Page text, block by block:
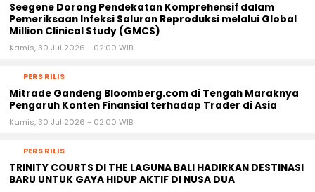
Seegene Dorong Pendekatan Komprehensif dalam
Pemeriksaan Infeksi Saluran Reproduksi melalui Global
Million Clinical Study (GMCS)
Kamis, 30 Jul 2026 - 02:00 WIB
PERS RILIS
Mitrade Gandeng Bloomberg.com di Tengah Maraknya
Pengaruh Konten Finansial terhadap Trader di Asia
Kamis, 30 Jul 2026 - 02:00 WIB
PERS RILIS
TRINITY COURTS DI THE LAGUNA BALI HADIRKAN DESTINASI
BARU UNTUK GAYA HIDUP AKTIF DI NUSA DUA